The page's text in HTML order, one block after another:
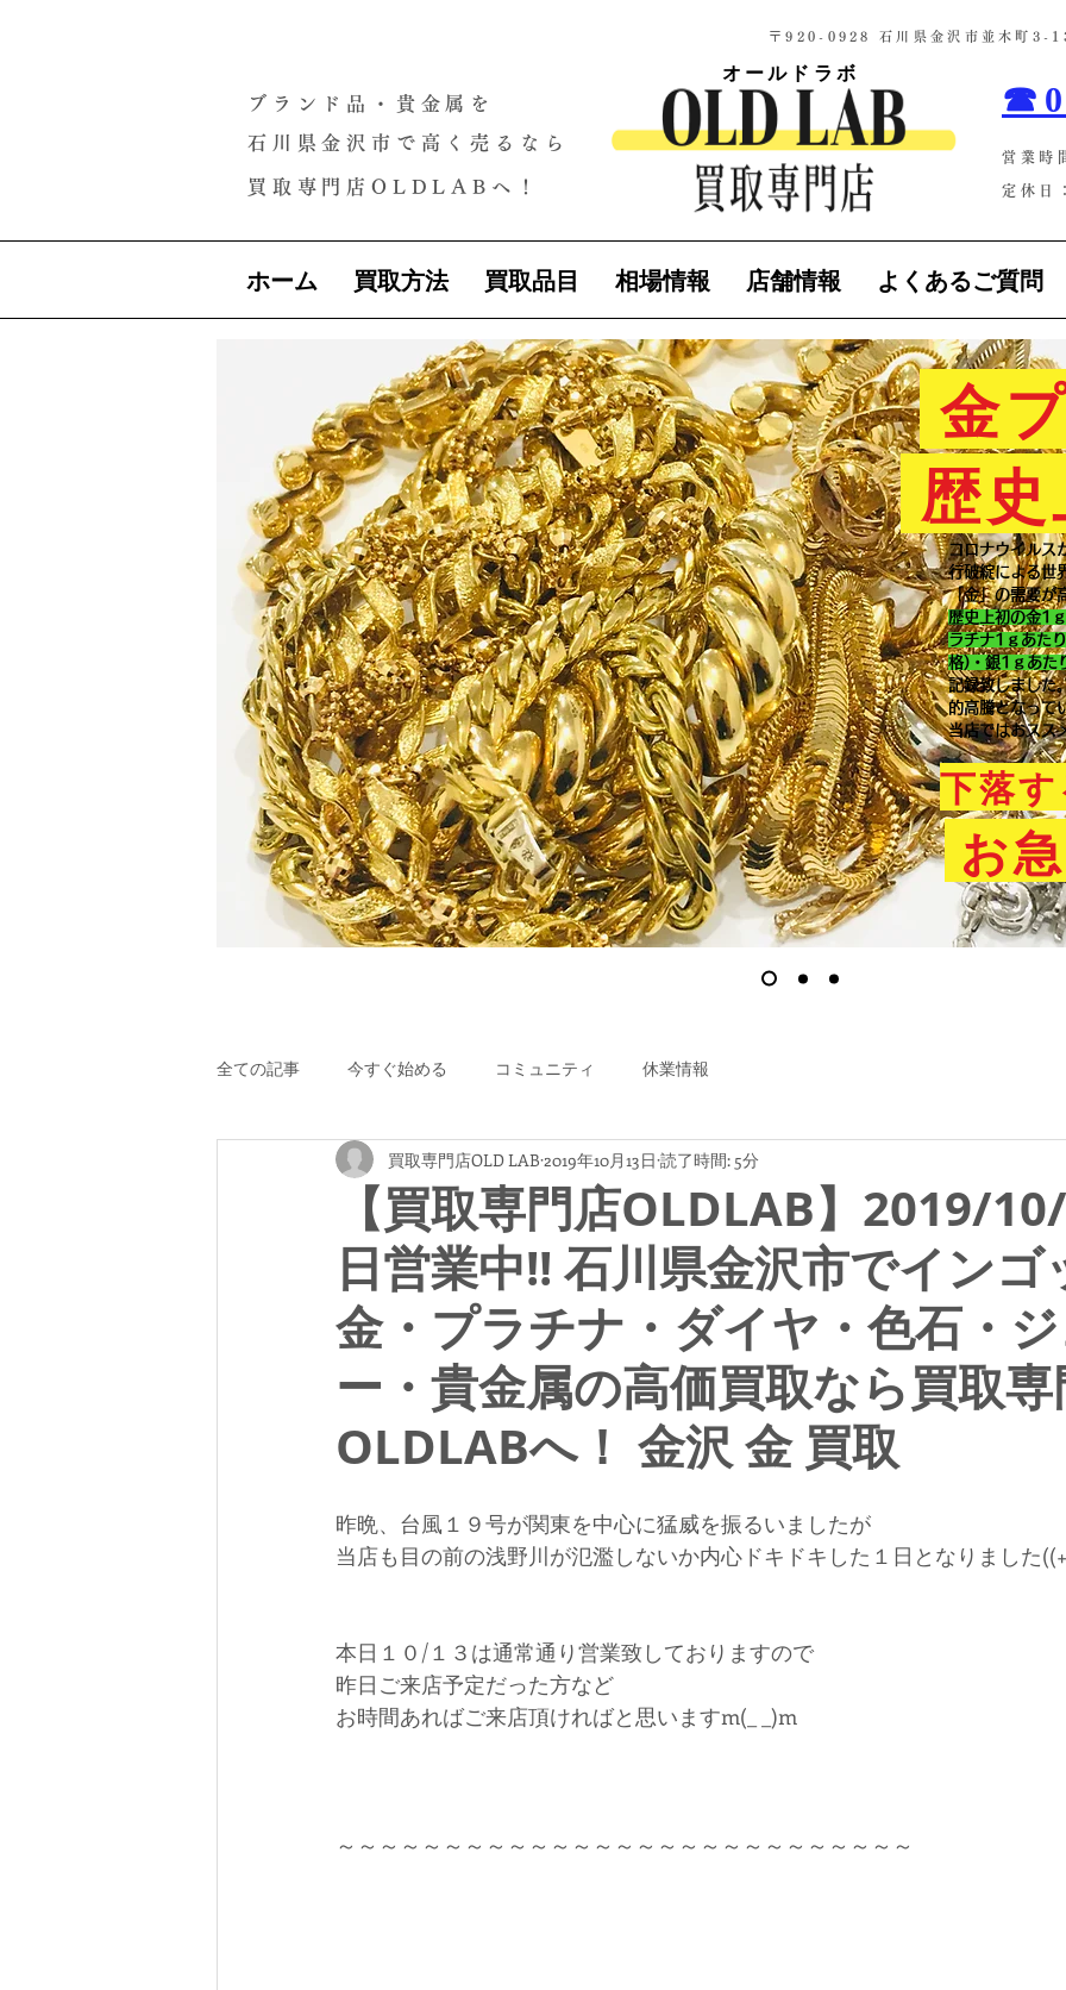
〒920-0928 石川県金沢市並木町3-
ブランド品・貴金属を
石川県金沢市で高く売るなら
買取専門店OLDLABへ！
オールドラボ
営業時
定休日
ホーム 買取方法 買取品目 相場情報 店舗情報 よくあるご質問
金
歴史
コロナウイルス
行破綻による世
「金」の需要が
歴史上初の金1
ラチナ1ｇあたり
格)・銀1ｇあた
記録致しました
的高騰となって
当店ではおスス
下落
お
全ての記事 今すぐ始める コミュニティ 休業情報
【買取専門店OLDLAB】2019/
日営業中!! 石川県金沢市でインゴ
金・プラチナ・ダイヤ・色石・
ー・貴金属の高価買取なら買取
OLDLABへ！ 金沢 金 買取
買取専門店OLD LAB 2019年10月13日 読了時間: 5分
昨晩、台風１９号が関東を中心に猛威を振るいましたが
当店も目の前の浅野川が氾濫しないか内心ドキドキした１日となりました
本日１０/１３は通常通り営業致しておりますので
昨日ご来店予定だった方など
お時間あればご来店頂ければと思いますm(_ _)m
～～～～～～～～～～～～～～～～～～～～～～～～～～～